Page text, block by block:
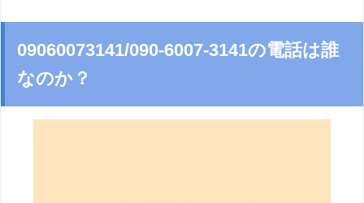
09060073141/090-6007-3141の電話は誰
なのか？